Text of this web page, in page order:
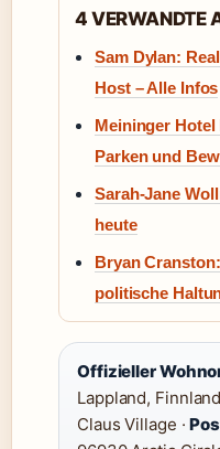
4 VERWANDTE
Sam Dylan:
Host – Alle Infos
Meininger
Parken und
Sarah-Jane
heute
Bryan
politische
Offizieller
Lappland, Finnland
Claus Village ·